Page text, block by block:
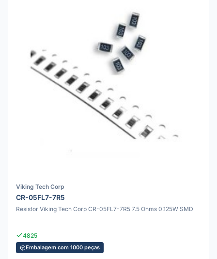
Viking Tech Corp
CR-05FL7-7R5
Resistor Viking Tech Corp CR-05FL7-7R5 7.5 Ohms 0.125W SMD
4825
Embalagem com 1000 peças